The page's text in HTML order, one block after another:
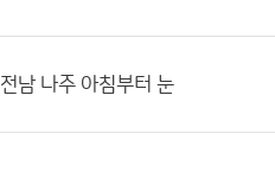
전남 나주 아침부터 눈